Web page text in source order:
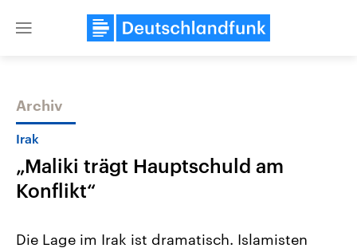
Close
Themen
Archiv
Irak
„Maliki trägt Hauptschuld am
Konflikt“
Die Lage im Irak ist dramatisch. Islamisten